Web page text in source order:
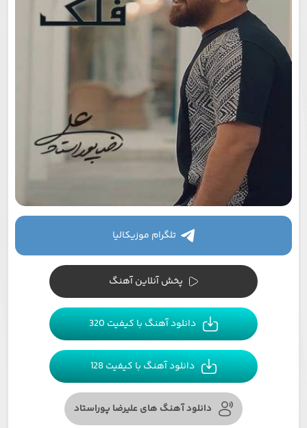
تلگرام موزیکالیا
پخش آنلاین آهنگ
دانلود آهنگ با کیفیت 320
دانلود آهنگ با کیفیت 128
دانلود آهنگ های علیرضا پوراستاد